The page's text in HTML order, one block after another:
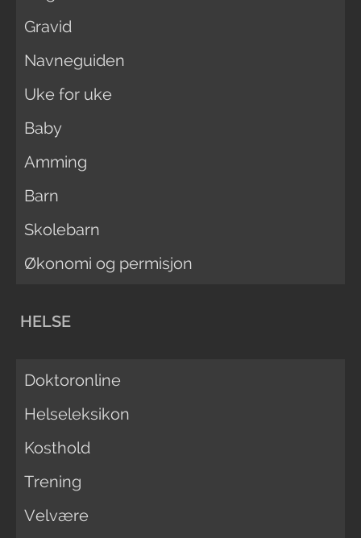
Gravid
Navneguiden
Uke for uke
Baby
Amming
Barn
Skolebarn
Økonomi og permisjon
HELSE
Doktoronline
Helseleksikon
Kosthold
Trening
Velvære